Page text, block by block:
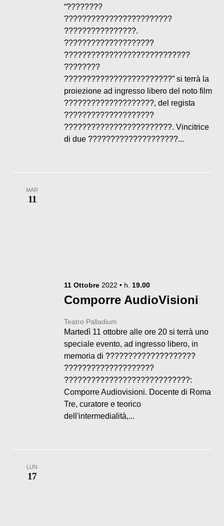
“????????
????????????????????????
????????????????.
????????????????????
????????????????????????????
????????
????????????????????????” si terrà la
proiezione ad ingresso libero del noto film
????????????????????, del regista
????????????????????
????????????????????????. Vincitrice
di due ????????????????????...
MAR
11
11 Ottobre 2022 • h. 19.00
Comporre AudioVisioni
Teatro Palladium
Martedì 11 ottobre alle ore 20 si terrà uno
speciale evento, ad ingresso libero, in
memoria di ????????????????????
????????????????????
????????????????????????????:
Comporre Audiovisioni. Docente di Roma
Tre, curatore e teorico
dell'intermedialità,...
LUN
17